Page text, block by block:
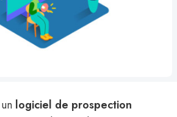
logiciel de prospection